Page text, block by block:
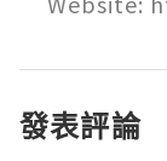
發表評論